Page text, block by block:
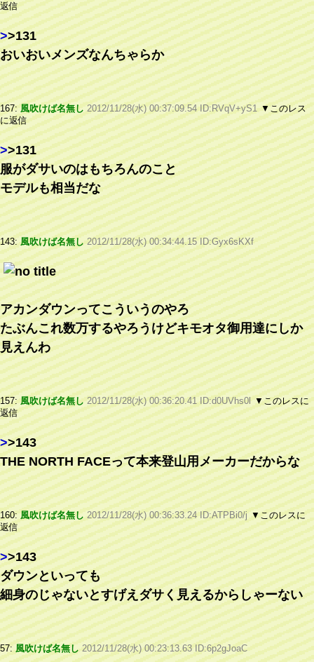
返信
>>131
おいおいメンズなんちゃらか
167: 風吹けば名無し 2012/11/28(水) 00:37:09.54 ID:RVqV+yS1
▼このレス
に返信
>>131
服がダサいのはもちろんのこと
モデルも相当だな
143: 風吹けば名無し 2012/11/28(水) 00:34:44.15 ID:Gyx6sKXf
アカンダウンってこういうのやろ
たぶんこれ数万するやろうけどキモオタ御用達にしか
見えんわ
157: 風吹けば名無し 2012/11/28(水) 00:36:20.41 ID:d0UVhs0l
▼このレスに
返信
>>143
THE NORTH FACEって本来登山用メーカーだからな
160: 風吹けば名無し 2012/11/28(水) 00:36:33.24 ID:ATPBi0/j ▼このレスに
返信
>>143
ダウンといっても
細身のじゃないとすげえダサく見えるからしゃーない
57: 風吹けば名無し 2012/11/28(水) 00:23:13.63 ID:6p2gJoaC